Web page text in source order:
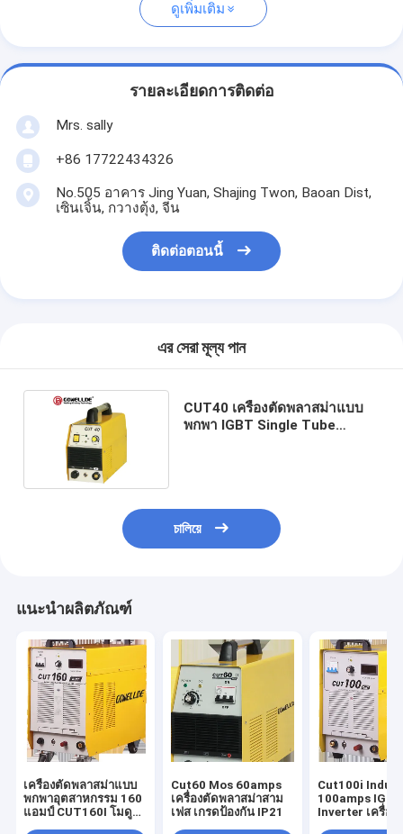
ดูเพิ่มเติม
รายละเอียดการติดต่อ
Mrs. sally
+86 17722434326
No.505 อาคาร Jing Yuan, Shajing Twon, Baoan Dist,
เซินเจิ้น, กวางตุ้ง, จีน
ติดต่อตอนนี้
এর সেরা মূল্য পান
CUT40 เครื่องตัดพลาสม่าแบบ
พกพา IGBT Single Tube
চালিয়ে
แนะนำผลิตภัณฑ์
เครื่องตัดพลาสม่าแบบ
พกพาอุตสาหกรรม 160
แอมป์ CUT160I โมดูล
Cut60 Mos 60amps
เครื่องตัดพลาสม่าสาม
เฟส เกรดป้องกัน IP21
Cut100i
100amps IGBT
Inverter เครื่อง